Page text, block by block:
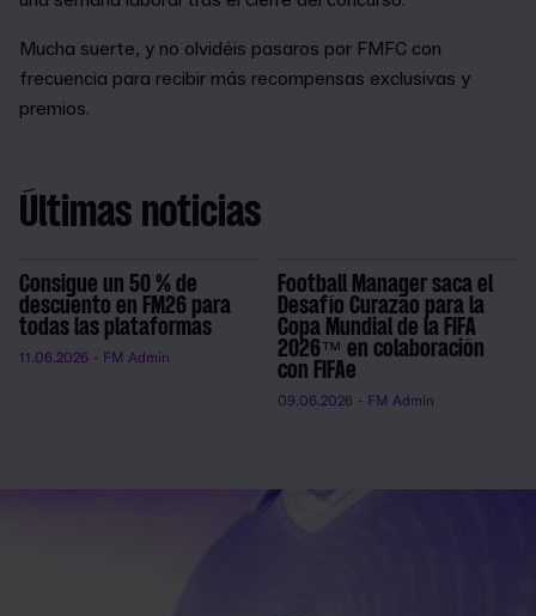
Mucha suerte, y no olvidéis pasaros por FMFC con
frecuencia para recibir más recompensas exclusivas y
premios.
Últimas noticias
Consigue un 50 % de
descuento en FM26 para
todas las plataformas
11.06.2026 - FM Admin
Football Manager saca el
Desafío Curazao para la
Copa Mundial de la FIFA
2026™ en colaboración
con FIFAe
09.06.2026 - FM Admin